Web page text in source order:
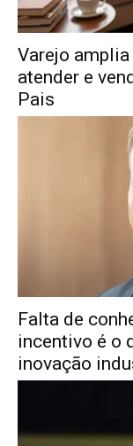
Varejo
atender e
Pais
Falta de
incentivo é o
inovação